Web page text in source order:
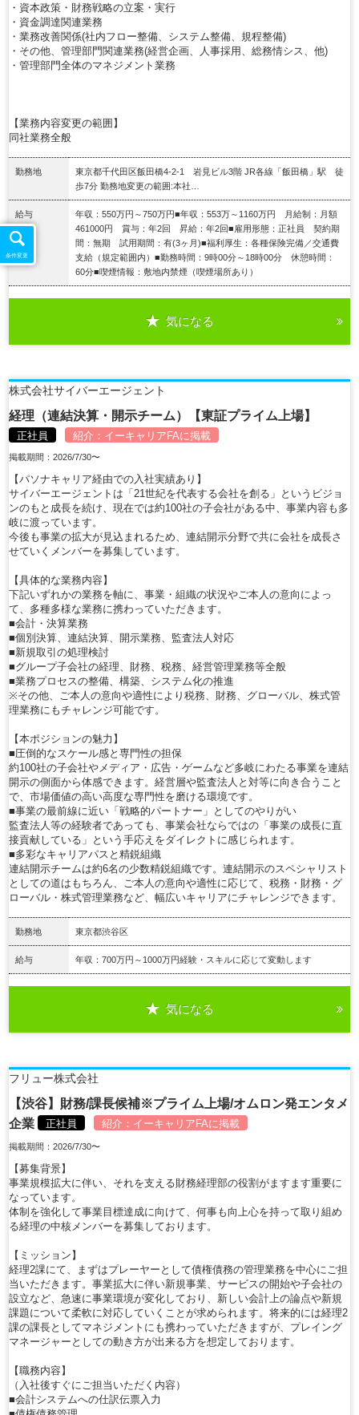
・資本政策・財務戦略の立案・実行
・資金調達関連業務
・業務改善関係(社内フロー整備、システム整備、規程整備)
・その他、管理部門関連業務(経営企画、人事採用、総務情シス、他)
・管理部門全体のマネジメント業務
【業務内容変更の範囲】
同社業務全般
勤務地
東京都千代田区飯田橋4-2-1 岩見ビル3階 JR各線「飯田橋」駅 徒
歩7分 勤務地変更の範囲:本社…
給与
年収：550万円～750万円■年収：553万～1160万円 月給制：月額
461000円 賞与：年2回 昇給：年2回■雇用形態：正社員 契約期
間：無期 試用期間：有(3ヶ月)■福利厚生：各種保険完備／交通費
支給（規定範囲内）■勤務時間：9時00分～18時00分 休憩時間：
60分■喫煙情報：敷地内禁煙（喫煙場所あり）
気になる
株式会社サイバーエージェント
経理（連結決算・開示チーム）【東証プライム上場】
正社員 紹介： イーキャリアFAに掲載
掲載期間：2026/7/30〜
【パソナキャリア経由での入社実績あり】
サイバーエージェントは「21世紀を代表する会社を創る」というビジョ
ンのもと成長を続け、現在では約100社の子会社がある中、事業内容も多
岐に渡っています。
今後も事業の拡大が見込まれるため、連結開示分野で共に会社を成長さ
せていくメンバーを募集しています。
【具体的な業務内容】
下記いずれかの業務を軸に、事業・組織の状況やご本人の意向によっ
て、多種多様な業務に携わっていただきます。
■会計・決算業務
■個別決算、連結決算、開示業務、監査法人対応
■新規取引の処理検討
■グループ子会社の経理、財務、税務、経営管理業務等全般
■業務プロセスの整備、構築、システム化の推進
※その他、ご本人の意向や適性により税務、財務、グローバル、株式管
理業務にもチャレンジ可能です。
【本ポジションの魅力】
■圧倒的なスケール感と専門性の担保
約100社の子会社やメディア・広告・ゲームなど多岐にわたる事業を連結
開示の側面から体感できます。経営層や監査法人と対等に向き合うこと
で、市場価値の高い高度な専門性を磨ける環境です。
■事業の最前線に近い「戦略的パートナー」としてのやりがい
監査法人等の経験者であっても、事業会社ならではの「事業の成長に直
接貢献している」という手応えをダイレクトに感じられます。
■多彩なキャリアパスと精鋭組織
連結開示チームは約6名の少数精鋭組織です。連結開示のスペシャリスト
としての道はもちろん、ご本人の意向や適性に応じて、税務・財務・グ
ローバル・株式管理業務など、幅広いキャリアにチャレンジできます。
勤務地 東京都渋谷区
給与 年収：700万円～1000万円経験・スキルに応じて変動します
気になる
フリュー株式会社
【渋谷】財務/課長候補※プライム上場/オムロン発エンタメ
企業
正社員 紹介： イーキャリアFAに掲載
掲載期間：2026/7/30〜
【募集背景】
事業規模拡大に伴い、それを支える財務経理部の役割がますます重要に
なっています。
体制を強化して事業目標達成に向けて、何事も向上心を持って取り組め
る経理の中核メンバーを募集しております。
【ミッション】
経理2課にて、まずはプレーヤーとして債権債務の管理業務を中心にご担
当いただきます。事業拡大に伴い新規事業、サービスの開始や子会社の
設立など、急速に事業環境が変化しており、新しい会計上の論点や新規
課題について柔軟に対応していくことが求められます。将来的には経理2
課の課長としてマネジメントにも携わっていただきますが、プレイング
マネージャーとしての動き方が出来る方を想定しております。
【職務内容】
（入社後すぐにご担当いただく内容）
■会計システムへの仕訳伝票入力
条件変更